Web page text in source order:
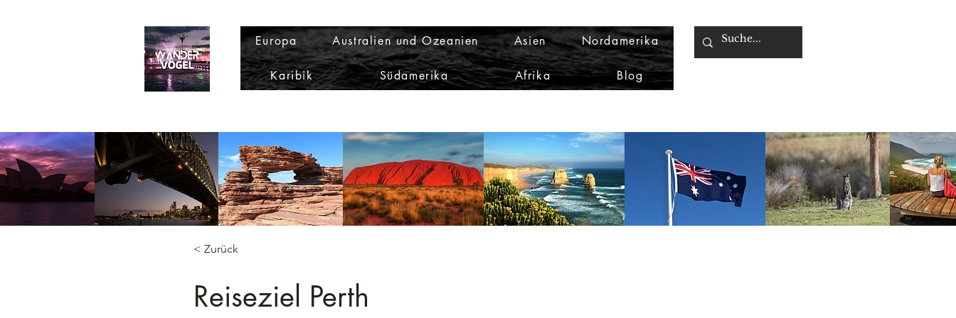
Europa Australien und Ozeanien Asien Nordamerika
Karibik Südamerika Afrika Blog
< Zurück
Reiseziel Perth